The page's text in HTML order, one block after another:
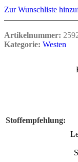
Zur Wunschliste
Artikelnummer:
Kategorie: Westen
Stoffempfehlung